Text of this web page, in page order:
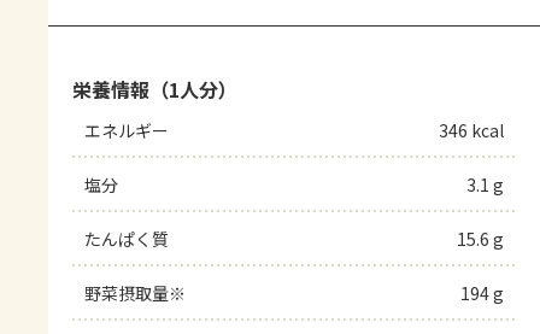
栄養情報（1人分）
エネルギー 346 kcal
塩分 3.1 g
たんぱく質 15.6 g
野菜摂取量※ 194 g